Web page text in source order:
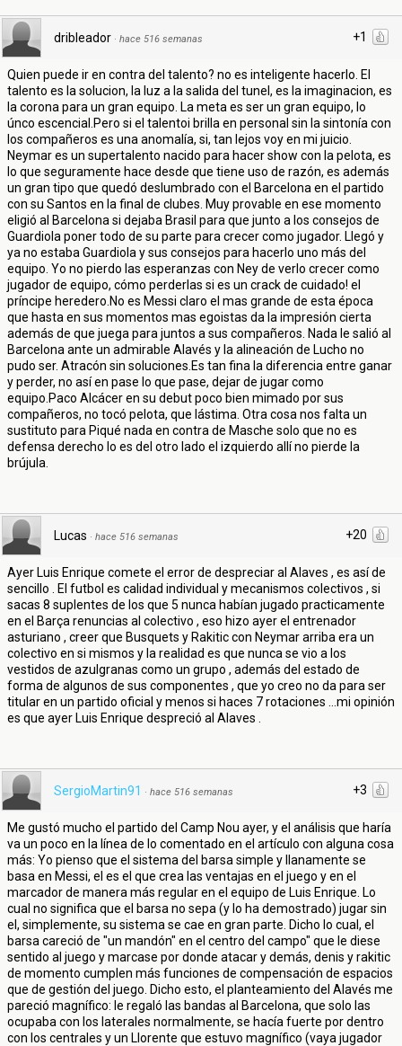
+1
dribleador · hace 516 semanas
Quien puede ir en contra del talento? no es inteligente hacerlo. El
talento es la solucion, la luz a la salida del tunel, es la imaginacion, es
la corona para un gran equipo. La meta es ser un gran equipo, lo
únco escencial.Pero si el talentoi brilla en personal sin la sintonía con
los compañeros es una anomalía, si, tan lejos voy en mi juicio.
Neymar es un supertalento nacido para hacer show con la pelota, es
lo que seguramente hace desde que tiene uso de razón, es además
un gran tipo que quedó deslumbrado con el Barcelona en el partido
con su Santos en la final de clubes. Muy provable en ese momento
eligió al Barcelona si dejaba Brasil para que junto a los consejos de
Guardiola poner todo de su parte para crecer como jugador. Llegó y
ya no estaba Guardiola y sus consejos para hacerlo uno más del
equipo. Yo no pierdo las esperanzas con Ney de verlo crecer como
jugador de equipo, cómo perderlas si es un crack de cuidado! el
príncipe heredero.No es Messi claro el mas grande de esta época
que hasta en sus momentos mas egoistas da la impresión cierta
además de que juega para juntos a sus compañeros. Nada le salió al
Barcelona ante un admirable Alavés y la alineación de Lucho no
pudo ser. Atracón sin soluciones.Es tan fina la diferencia entre ganar
y perder, no así en pase lo que pase, dejar de jugar como
equipo.Paco Alcácer en su debut poco bien mimado por sus
compañeros, no tocó pelota, que lástima. Otra cosa nos falta un
sustituto para Piqué nada en contra de Masche solo que no es
defensa derecho lo es del otro lado el izquierdo allí no pierde la
brújula.
+20
Lucas · hace 516 semanas
Ayer Luis Enrique comete el error de despreciar al Alaves , es así de
sencillo . El futbol es calidad individual y mecanismos colectivos , si
sacas 8 suplentes de los que 5 nunca habían jugado practicamente
en el Barça renuncias al colectivo , eso hizo ayer el entrenador
asturiano , creer que Busquets y Rakitic con Neymar arriba era un
colectivo en si mismos y la realidad es que nunca se vio a los
vestidos de azulgranas como un grupo , además del estado de
forma de algunos de sus componentes , que yo creo no da para ser
titular en un partido oficial y menos si haces 7 rotaciones ...mi opinión
es que ayer Luis Enrique despreció al Alaves .
+3
SergioMartin91 · hace 516 semanas
Me gustó mucho el partido del Camp Nou ayer, y el análisis que haría
va un poco en la línea de lo comentado en el artículo con alguna cosa
más: Yo pienso que el sistema del barsa simple y llanamente se
basa en Messi, el es el que crea las ventajas en el juego y en el
marcador de manera más regular en el equipo de Luis Enrique. Lo
cual no significa que el barsa no sepa (y lo ha demostrado) jugar sin
el, simplemente, su sistema se cae en gran parte. Dicho lo cual, el
barsa careció de "un mandón" en el centro del campo" que le diese
sentido al juego y marcase por donde atacar y demás, denis y rakitic
de momento cumplen más funciones de compensación de espacios
que de gestión del juego. Dicho esto, el planteamiento del Alavés me
pareció magnífico: le regaló las bandas al Barcelona, que solo las
ocupaba con los laterales normalmente, se hacía fuerte por dentro
con los centrales y un Llorente que estuvo magnífico (vaya jugador